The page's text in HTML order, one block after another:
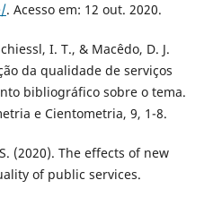
. Acesso em: 12 out. 2020.
I. T., & Macêdo, D. J.
da qualidade de serviços
bibliográfico sobre o tema.
e Cientometria, 9, 1-8.
(2020). The effects of new
of public services.